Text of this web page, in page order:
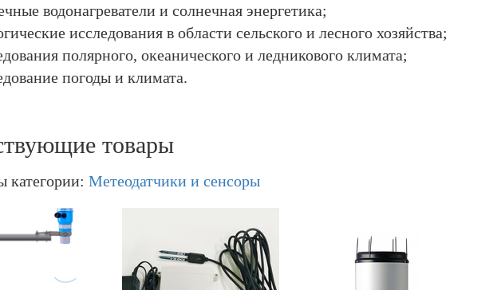
водонагреватели и солнечная энергетика;
исследования в области сельского и лесного хозяйства;
полярного, океанического и ледникового климата;
погоды и климата.
товары
категории: Метеодатчики и сенсоры